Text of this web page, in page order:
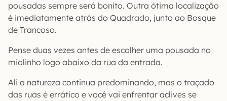
pousadas sempre será bonito. Outra ótima localização
é imediatamente atrás do Quadrado, junto ao Bosque
de Trancoso.
Pense duas vezes antes de escolher uma pousada no
miolinho logo abaixo da rua da entrada.
Ali a natureza continua predominando, mas o traçado
das ruas é errático e você vai enfrentar aclives se